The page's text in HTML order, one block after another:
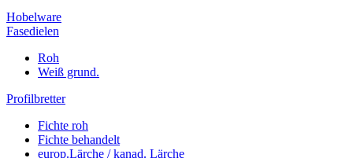
Hobelware
Fasedielen
Roh
Weiß grund.
Profilbretter
Fichte roh
Fichte behandelt
europ.Lärche / kanad. Lärche